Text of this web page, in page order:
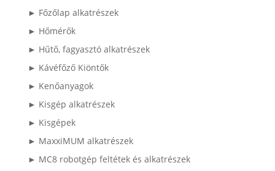
► Főzőlap alkatrészek
► Hőmérők
► Hűtő, fagyasztó alkatrészek
► Kávéfőző Kiöntők
► Kenőanyagok
► Kisgép alkatrészek
► Kisgépek
► MaxxiMUM alkatrészek
► MC8 robotgép feltétek és alkatrészek